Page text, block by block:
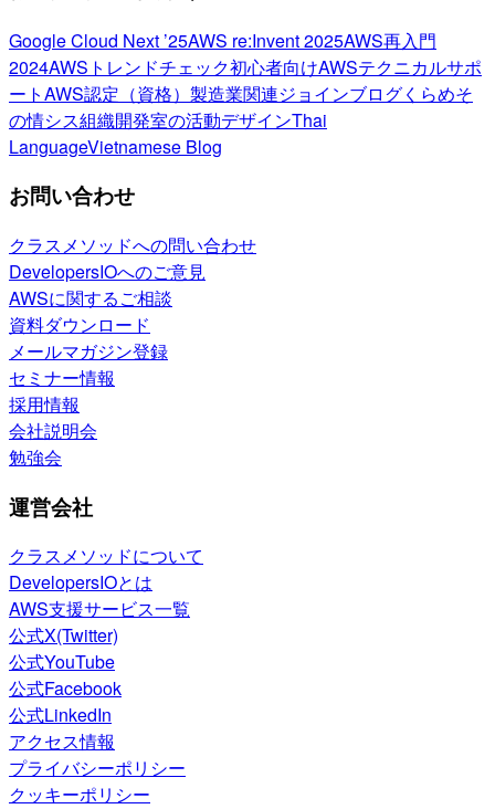
Google Cloud Next ’25AWS re:Invent 2025AWS再入門
2024AWSトレンドチェック初心者向けAWSテクニカルサポ
ートAWS認定（資格） 製造業関連ジョインブログくらめそ
の情シス組織開発室の活動デザインThai
LanguageVietnamese Blog
お問い合わせ
クラスメソッドへの問い合わせ
DevelopersIOへのご意見
AWSに関するご相談
資料ダウンロード
メールマガジン登録
セミナー情報
採用情報
会社説明会
勉強会
運営会社
クラスメソッドについて
DevelopersIOとは
AWS支援サービス一覧
公式X(Twitter)
公式YouTube
公式Facebook
公式LinkedIn
アクセス情報
プライバシーポリシー
クッキーポリシー